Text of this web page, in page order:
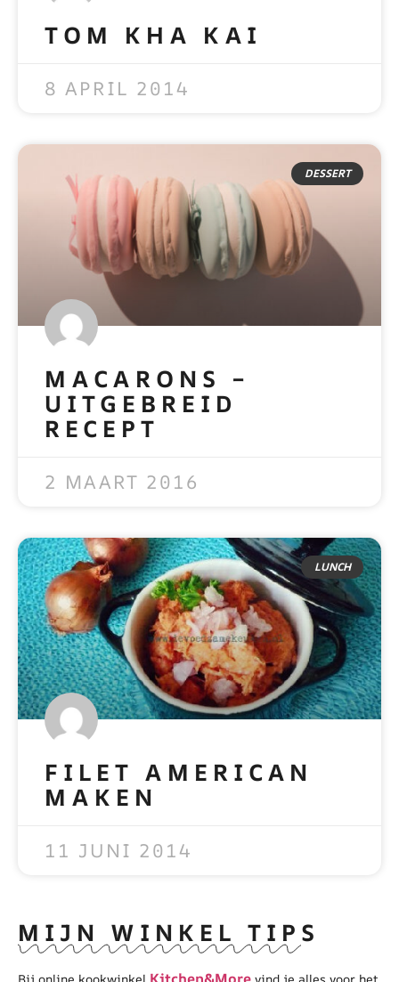
TOM KHA KAI
8 APRIL 2014
DESSERT
MACARONS –
UITGEBREID
RECEPT
2 MAART 2016
LUNCH
FILET AMERICAN
MAKEN
11 JUNI 2014
MIJN WINKEL TIPS